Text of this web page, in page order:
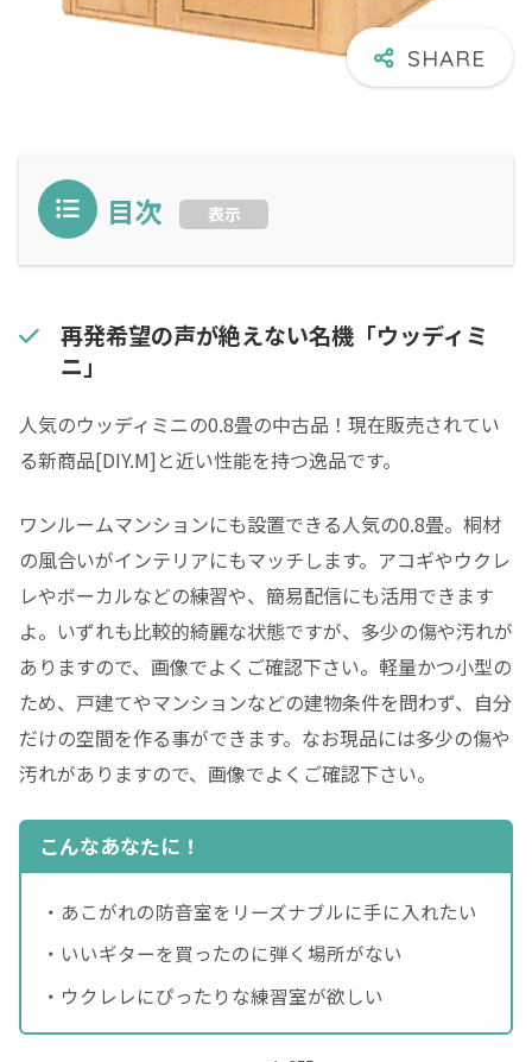
目次 表示
再発希望の声が絶えない名機「ウッディミ
ニ」
人気のウッディミニの0.8畳の中古品！現在販売されてい
る新商品[DIY.M]と近い性能を持つ逸品です。
ワンルームマンションにも設置できる人気の0.8畳。桐材
の風合いがインテリアにもマッチします。アコギやウクレ
レやボーカルなどの練習や、簡易配信にも活用できます
よ。いずれも比較的綺麗な状態ですが、多少の傷や汚れが
ありますので、画像でよくご確認下さい。軽量かつ小型の
ため、戸建てやマンションなどの建物条件を問わず、自分
だけの空間を作る事ができます。なお現品には多少の傷や
汚れがありますので、画像でよくご確認下さい。
こんなあなたに！
・あこがれの防音室をリーズナブルに手に入れたい
・いいギターを買ったのに弾く場所がない
・ウクレレにぴったりな練習室が欲しい